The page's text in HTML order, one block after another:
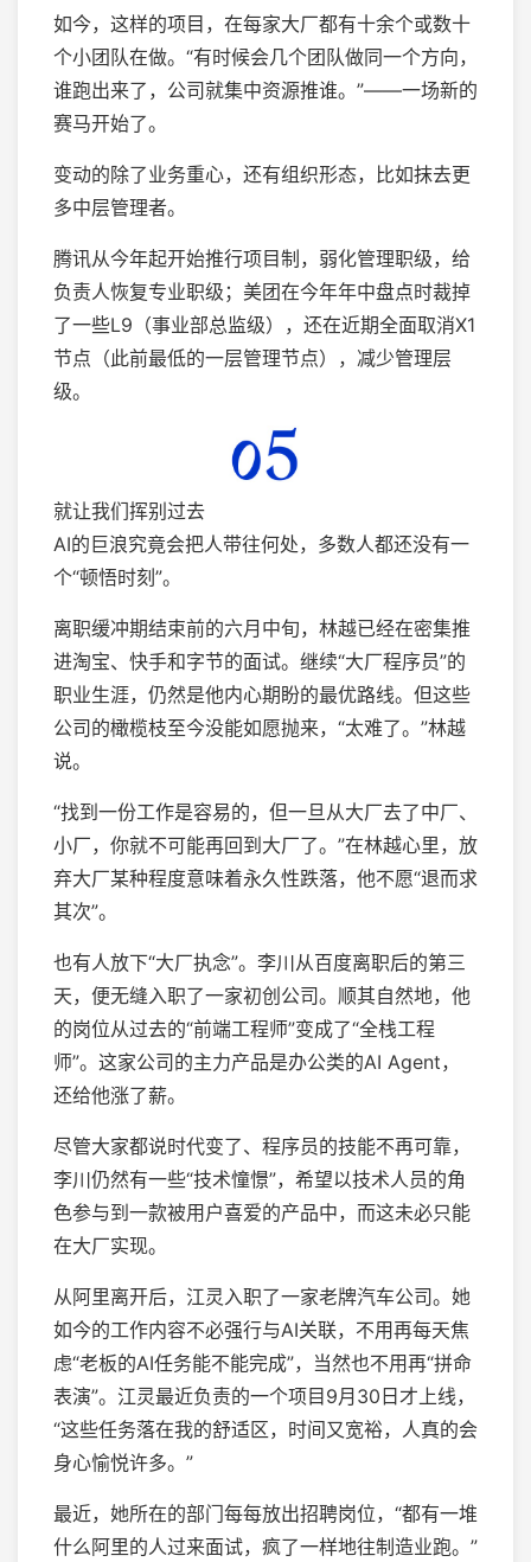
如今，这样的项目，在每家大厂都有十余个或数十
个小团队在做。“有时候会几个团队做同一个方向，
谁跑出来了，公司就集中资源推谁。”——一场新的
赛马开始了。
变动的除了业务重心，还有组织形态，比如抹去更
多中层管理者。
腾讯从今年起开始推行项目制，弱化管理职级，给
负责人恢复专业职级；美团在今年年中盘点时裁掉
了一些L9（事业部总监级），还在近期全面取消X1
节点（此前最低的一层管理节点），减少管理层
级。
就让我们挥别过去
AI的巨浪究竟会把人带往何处，多数人都还没有一
个“顿悟时刻”。
离职缓冲期结束前的六月中旬，林越已经在密集推
进淘宝、快手和字节的面试。继续“大厂程序员”的
职业生涯，仍然是他内心期盼的最优路线。但这些
公司的橄榄枝至今没能如愿抛来，“太难了。”林越
说。
“找到一份工作是容易的，但一旦从大厂去了中厂、
小厂，你就不可能再回到大厂了。”在林越心里，放
弃大厂某种程度意味着永久性跌落，他不愿“退而求
其次”。
也有人放下“大厂执念”。李川从百度离职后的第三
天，便无缝入职了一家初创公司。顺其自然地，他
的岗位从过去的“前端工程师”变成了“全栈工程
师”。这家公司的主力产品是办公类的AI Agent，
还给他涨了薪。
尽管大家都说时代变了、程序员的技能不再可靠，
李川仍然有一些“技术憧憬”，希望以技术人员的角
色参与到一款被用户喜爱的产品中，而这未必只能
在大厂实现。
从阿里离开后，江灵入职了一家老牌汽车公司。她
如今的工作内容不必强行与AI关联，不用再每天焦
虑“老板的AI任务能不能完成”，当然也不用再“拼命
表演”。江灵最近负责的一个项目9月30日才上线，
“这些任务落在我的舒适区，时间又宽裕，人真的会
身心愉悦许多。”
最近，她所在的部门每每放出招聘岗位，“都有一堆
什么阿里的人过来面试，疯了一样地往制造业跑。”